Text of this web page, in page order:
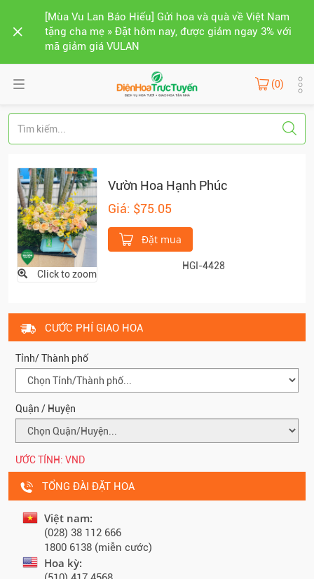
[Mùa Vu Lan Báo Hiếu] Gửi hoa và quà về Việt Nam
tặng cha mẹ » Đặt hôm nay, được giảm ngay 3% với
mã giảm giá VULAN
(0)
Click to zoom
Vườn Hoa Hạnh Phúc
Giá: $75.05
Đặt mua
HGI-4428
CƯỚC PHÍ GIAO HOA
Tỉnh/ Thành phố
Quận / Huyện
ƯỚC TÍNH: VND
TỔNG ĐÀI ĐẶT HOA
Việt nam:
(028) 38 112 666
1800 6138 (miễn cước)
Hoa kỳ: